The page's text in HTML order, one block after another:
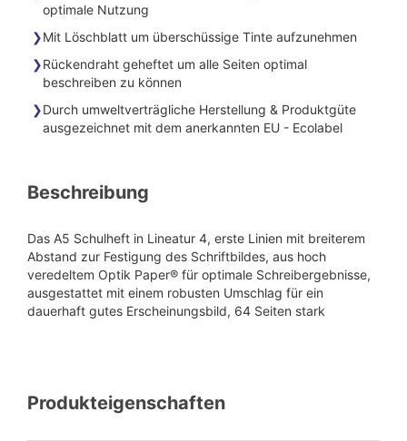
optimale Nutzung
Mit Löschblatt um überschüssige Tinte aufzunehmen
Rückendraht geheftet um alle Seiten optimal
beschreiben zu können
Durch umweltverträgliche Herstellung & Produktgüte
ausgezeichnet mit dem anerkannten EU - Ecolabel
Beschreibung
Das A5 Schulheft in Lineatur 4, erste Linien mit breiterem
Abstand zur Festigung des Schriftbildes, aus hoch
veredeltem Optik Paper® für optimale Schreibergebnisse,
ausgestattet mit einem robusten Umschlag für ein
dauerhaft gutes Erscheinungsbild, 64 Seiten stark
Produkteigenschaften